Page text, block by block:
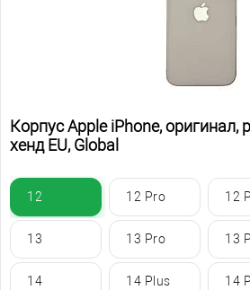
Корпус Apple iPhone, оригинал,
хенд EU, Global
12 12 Pro 12
13 13 Pro 13
14 14 Plus 14